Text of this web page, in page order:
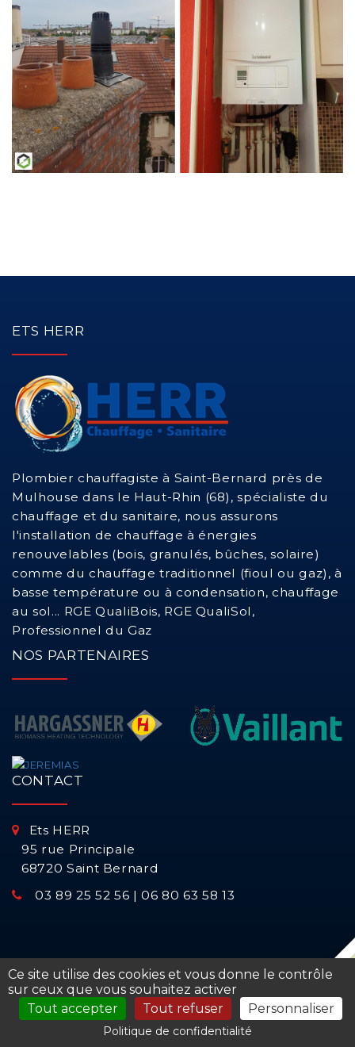
ETS HERR
Plombier chauffagiste à Saint-Bernard près de
Mulhouse dans le Haut-Rhin (68), spécialiste du
chauffage et du sanitaire, nous assurons
l'installation de chauffage à énergies
renouvelables (bois, granulés, bûches, solaire)
comme du chauffage traditionnel (fioul ou gaz), à
basse température ou à condensation, chauffage
au sol... RGE QualiBois, RGE QualiSol,
Professionnel du Gaz
NOS PARTENAIRES
CONTACT
Ets HERR
95 rue Principale
68720 Saint Bernard
03 89 25 52 56 | 06 80 63 58 13
Mentions légales-Gestion des cookies
Communauté Web-Copyright © 2026 - Réseau
proéco-énergie
Ce site utilise des cookies et vous donne le contrôle
sur ceux que vous souhaitez activer
Tout accepter
Tout refuser Personnaliser
Politique de confidentialité